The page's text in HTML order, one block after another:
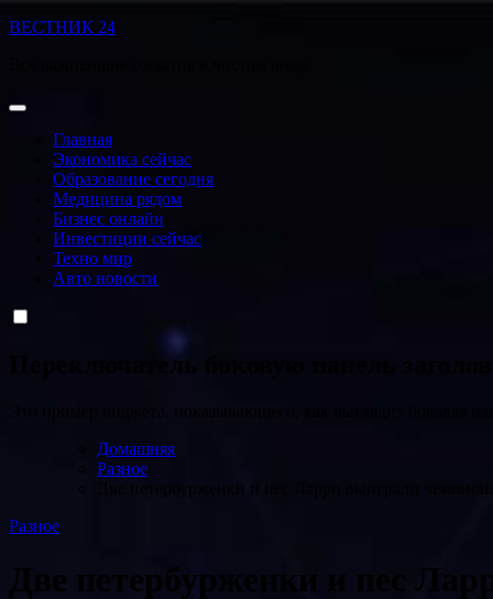
Перейти
ВЕСТНИК 24
Главная
Экономика сейчас
Образование сегодня
Медицина рядом
Бизнес онлайн
Инвестиции сейчас
Техно мир
Авто новости
Переключатель боковую панель
Домашняя
Разное
Разное
Две петербурженки и пес